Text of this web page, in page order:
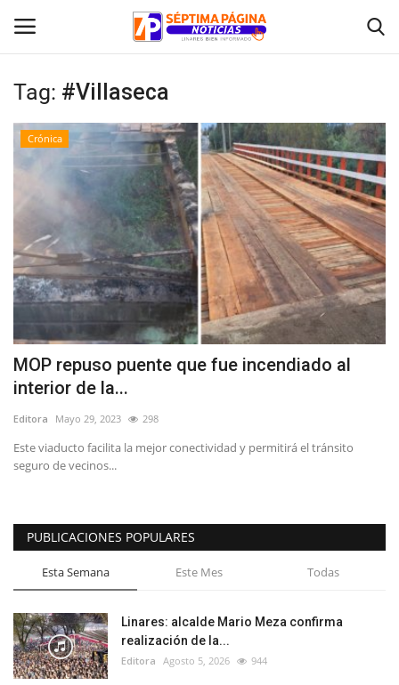
Inicio
Crónica
Policial
Tribunales
Deporte
Política
Espectáculos
Tag: #Villaseca
Crónica
MOP repuso puente que fue incendiado al
interior de la...
Editora Mayo 29, 2023 298
Este viaducto facilita la mejor conectividad y permitirá el tránsito
seguro de vecinos...
PUBLICACIONES POPULARES
Esta Semana Este Mes Todas
Linares: alcalde Mario Meza confirma
realización de la...
Editora Agosto 5, 2026 944